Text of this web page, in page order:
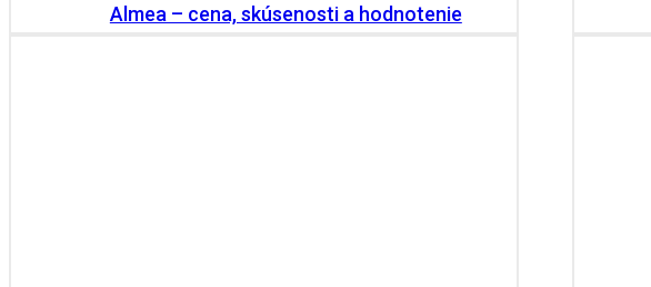
Almea – cena, skúsenosti a hodnotenie